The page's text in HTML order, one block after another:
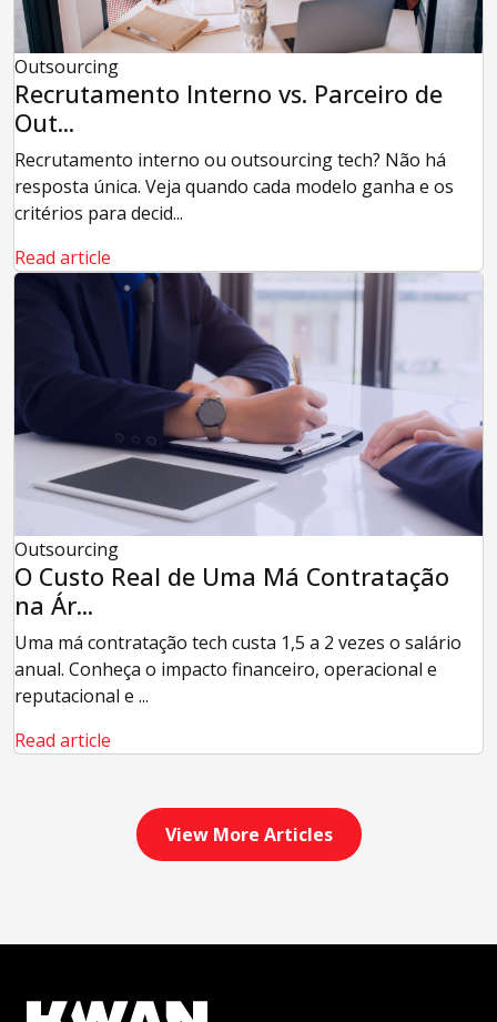
Outsourcing
Recrutamento Interno vs. Parceiro de
Out...
Recrutamento interno ou outsourcing tech? Não há
resposta única. Veja quando cada modelo ganha e os
critérios para decid...
Read article
Outsourcing
O Custo Real de Uma Má Contratação
na Ár...
Uma má contratação tech custa 1,5 a 2 vezes o salário
anual. Conheça o impacto financeiro, operacional e
reputacional e ...
Read article
View More Articles